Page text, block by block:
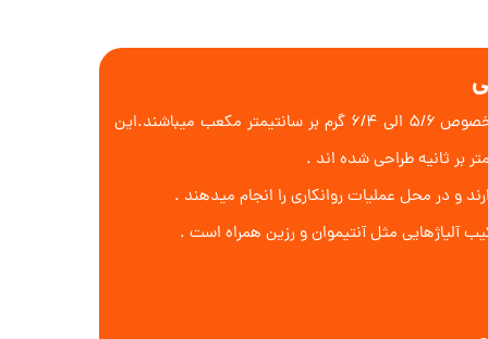
با حداکثر آهن 98% دارای وزن مخصوص 5/6 الی 6/4 گرم بر سانتیمتر مکعب میباشند.این
و در محل عملیات روانکاری را انجام میدهند .
آلیاژهایی مثل آنتیموان و رزین همراه است .